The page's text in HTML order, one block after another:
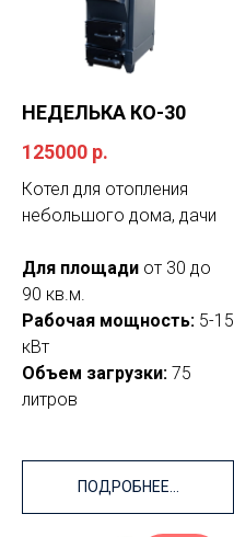
НЕДЕЛЬКА КО-30
125000 р.
Котел для отопления
небольшого дома, дачи
Для площади от 30 до
90 кв.м.
Рабочая мощность: 5-15
кВт
Объем загрузки: 75
литров
ПОДРОБНЕЕ...